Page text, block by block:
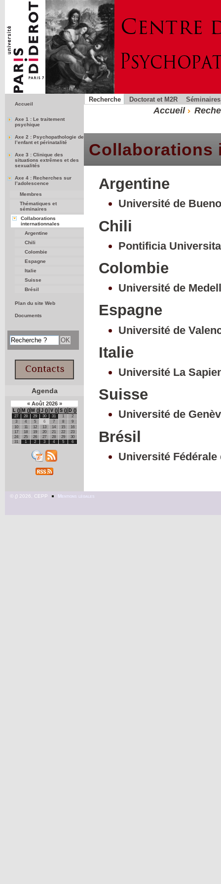
Recherche Doctorat et M2R
Accueil
Collaborations
Argentine
Université de
Chili
Pontificia
Colombie
Université de
Espagne
Université de
Italie
Université La
Suisse
Université de
Brésil
Université Fédérale
Accueil
Axe 1 : Le traitement
psychique
Axe 2 : Psychopathologie de
l’enfant et périnatalité
Axe 3 : Clinique des
situations extrêmes et des
sexualités
Axe 4 : Recherches sur
l’adolescence
Membres
Thématiques et
séminaires
Collaborations
internationnales
Argentine
Chili
Colombie
Espagne
Italie
Suisse
Brésil
Plan du site Web
Documents
Agenda
« Août 2026 »
L M M J V S D
27 28 29 30 31 1
2
3
4 5 6 7 8
9
10
11 12 13 14 15
16
17
18 19 20 21 22
23
24
25 26 27 28 29
30
31
1 2 3 4 5 6
© 2026, CEPP Mentions légales